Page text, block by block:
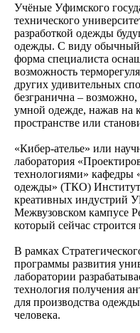
Учёные Уфимского
технического
разработкой одежды
одежды. С виду обычный
форма специалиста
возможность
других удивительных
безгранична – возможно,
умной одежде, нажав на
пространстве или
«Кибер-ателье» или
лаборатория
технологиями» кафедры
одежды» (ТКО)
креативных индустрий
Межвузовском кампусе
который сейчас
В рамках
программы развития
лаборатории
технология получения
для производства
человека.